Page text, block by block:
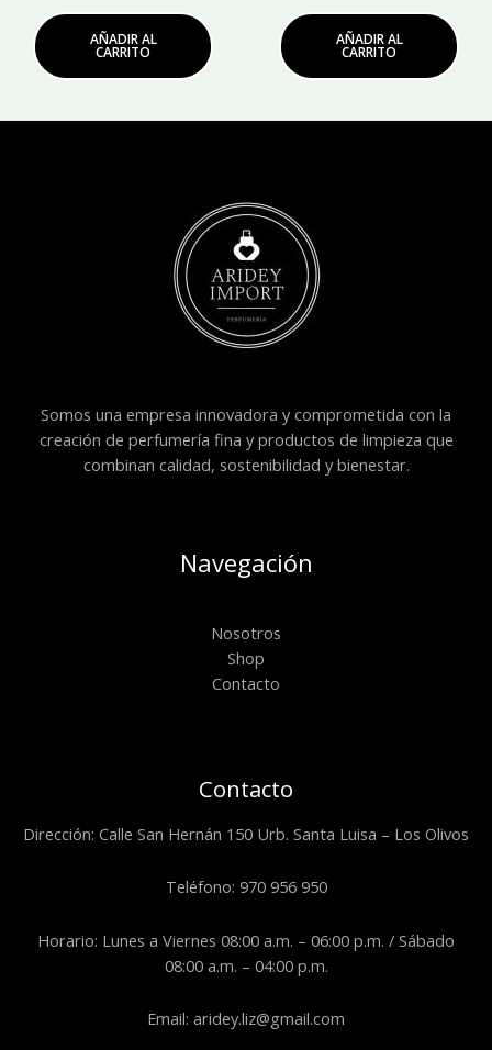
AÑADIR AL
CARRITO
AÑADIR AL
CARRITO
Somos una empresa innovadora y comprometida con la
creación de perfumería fina y productos de limpieza que
combinan calidad, sostenibilidad y bienestar.
Navegación
Nosotros
Shop
Contacto
Contacto
Dirección: Calle San Hernán 150 Urb. Santa Luisa – Los Olivos
Teléfono: 970 956 950
Horario: Lunes a Viernes 08:00 a.m. – 06:00 p.m. / Sábado
08:00 a.m. – 04:00 p.m.
Email: aridey.liz@gmail.com